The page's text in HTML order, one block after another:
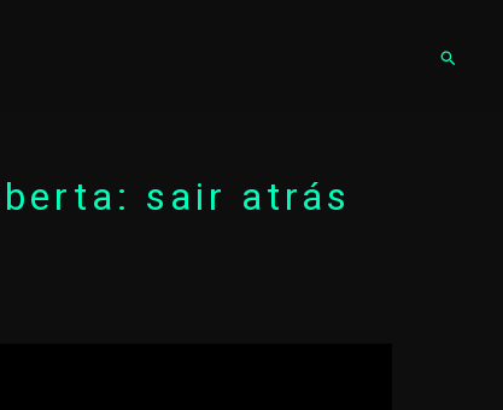
sair atrás